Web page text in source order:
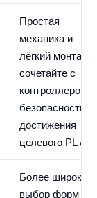
Простая
механика и
лёгкий монтаж;
сочетайте с
контроллером
безопасности
достижения
целевого PL /
Более широкий
выбор форм и